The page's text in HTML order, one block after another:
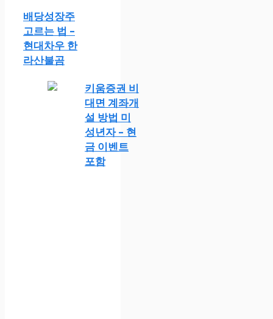
배당성장주
고르는 법 –
현대차우 한
라산불곰
키움증권 비
대면 계좌개
설 방법 미
성년자 – 현
금 이벤트
포함